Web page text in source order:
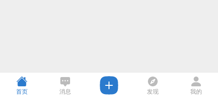
首页 消息 发现 我的